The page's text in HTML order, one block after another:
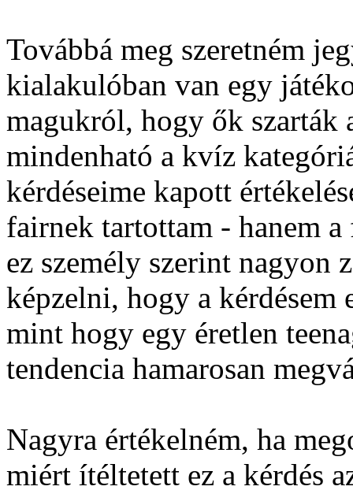
Továbbá meg szeretném
kialakulóban van egy
magukról, hogy ők szarták
mindenható a kvíz
kérdéseime kapott
fairnek tartottam - hanem
ez személy szerint nagyon
képzelni, hogy a kérdésem
mint hogy egy éretlen
tendencia hamarosan
Nagyra értékelném, ha
miért ítéltetett ez a kérdés